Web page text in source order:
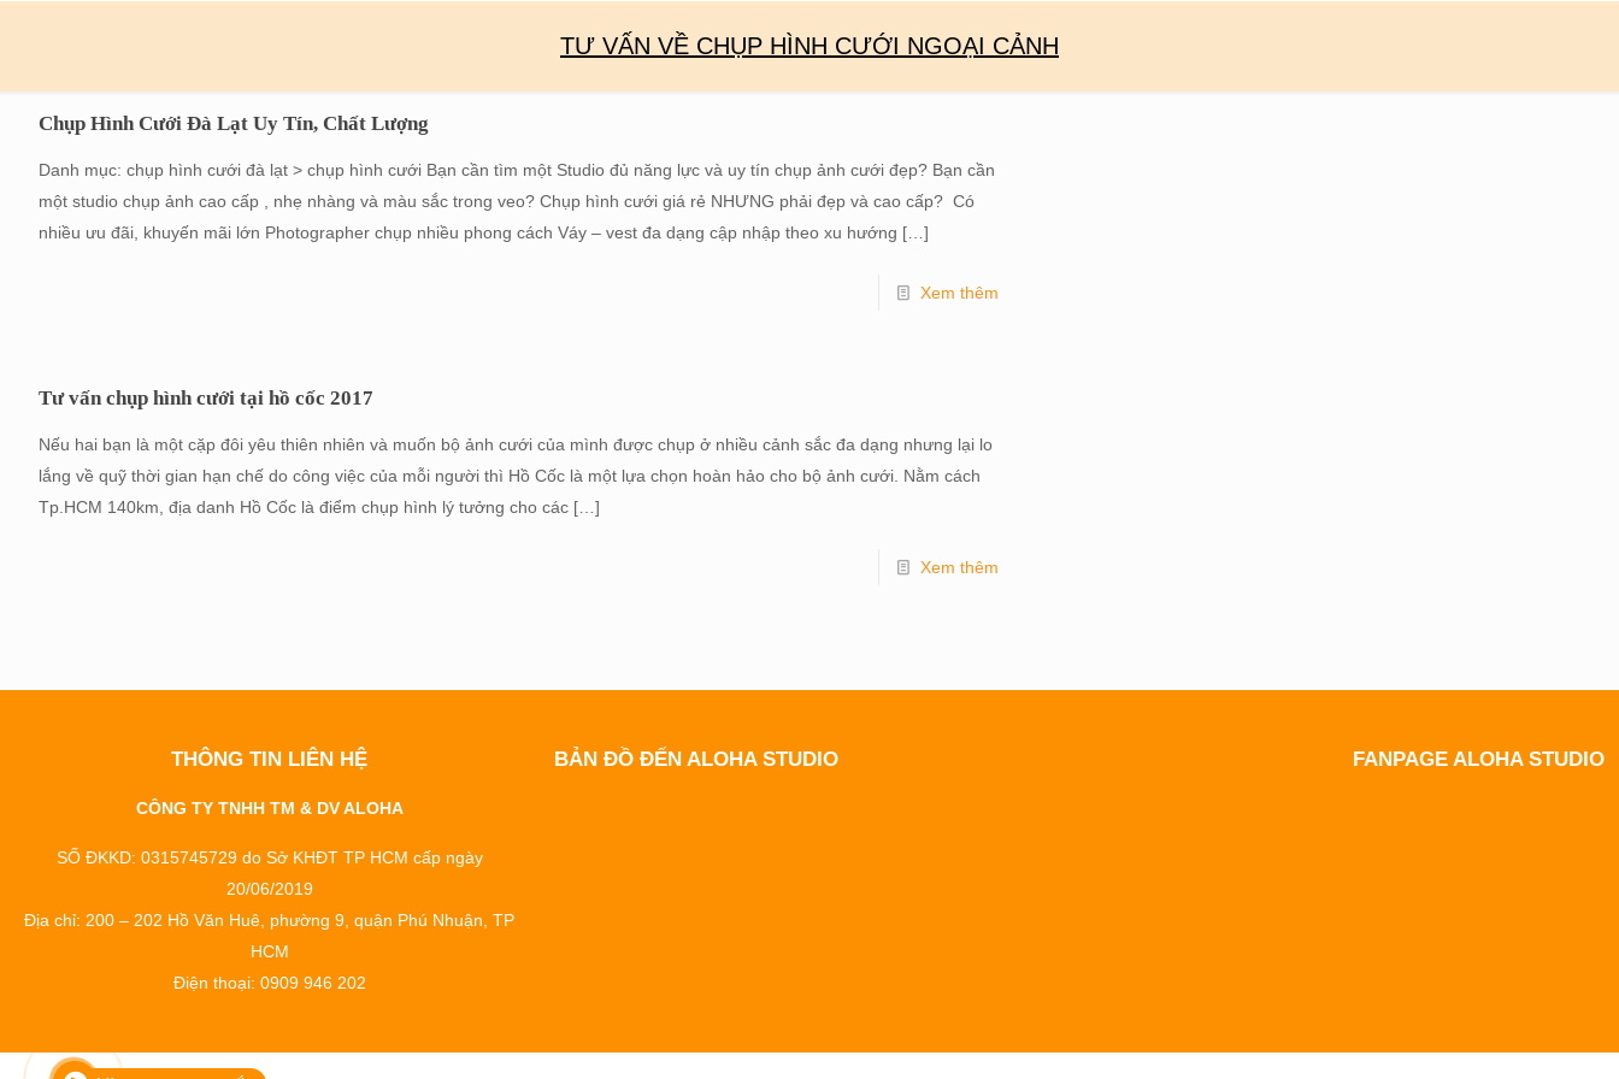
TƯ VẤN VỀ CHỤP HÌNH CƯỚI NGOẠI CẢNH
Chụp Hình Cưới Đà Lạt Uy Tín, Chất Lượng
Danh mục: chụp hình cưới đà lạt > chụp hình cưới Bạn cần tìm một Studio đủ năng lực và uy tín chụp ảnh cưới đẹp? Bạn cần
một studio chụp ảnh cao cấp , nhẹ nhàng và màu sắc trong veo? Chụp hình cưới giá rẻ NHƯNG phải đẹp và cao cấp? Có
nhiều ưu đãi, khuyến mãi lớn Photographer chụp nhiều phong cách Váy – vest đa dạng cập nhập theo xu hướng […]
Xem thêm
Tư vấn chụp hình cưới tại hồ cốc 2017
Nếu hai bạn là một cặp đôi yêu thiên nhiên và muốn bộ ảnh cưới của mình được chụp ở nhiều cảnh sắc đa dạng nhưng lại lo
lắng về quỹ thời gian hạn chế do công việc của mỗi người thì Hồ Cốc là một lựa chọn hoàn hảo cho bộ ảnh cưới. Nằm cách
Tp.HCM 140km, địa danh Hồ Cốc là điểm chụp hình lý tưởng cho các […]
Xem thêm
THÔNG TIN LIÊN HỆ
CÔNG TY TNHH TM & DV ALOHA
SỐ ĐKKD: 0315745729 do Sở KHĐT TP HCM cấp ngày
20/06/2019
Địa chỉ: 200 – 202 Hồ Văn Huê, phường 9, quận Phú Nhuận, TP
HCM
Điện thoại: 0909 946 202
BẢN ĐỒ ĐẾN ALOHA STUDIO FANPAGE ALOHA STUDIO